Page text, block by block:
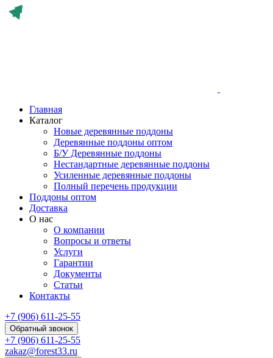
Главная
Каталог
Новые деревянные поддоны
Деревянные поддоны оптом
Б/У Деревянные поддоны
Нестандартные деревянные поддоны
Усиленные деревянные поддоны
Полный перечень продукции
Поддоны оптом
Доставка
О нас
О компании
Вопросы и ответы
Услуги
Гарантии
Документы
Статьи
Контакты
+7 (906) 611-25-55
Обратный звонок
+7 (906) 611-25-55
zakaz@forest33.ru